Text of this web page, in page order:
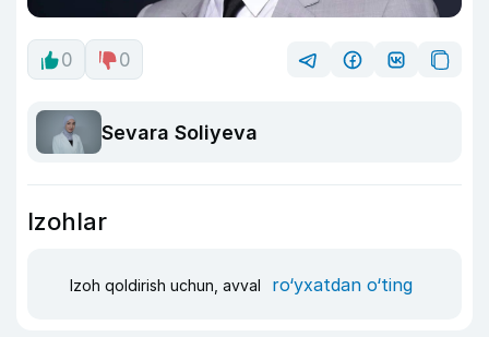
0 0
Sevara Soliyeva
Izohlar
Izoh qoldirish uchun, avval ro‘yxatdan o‘ting